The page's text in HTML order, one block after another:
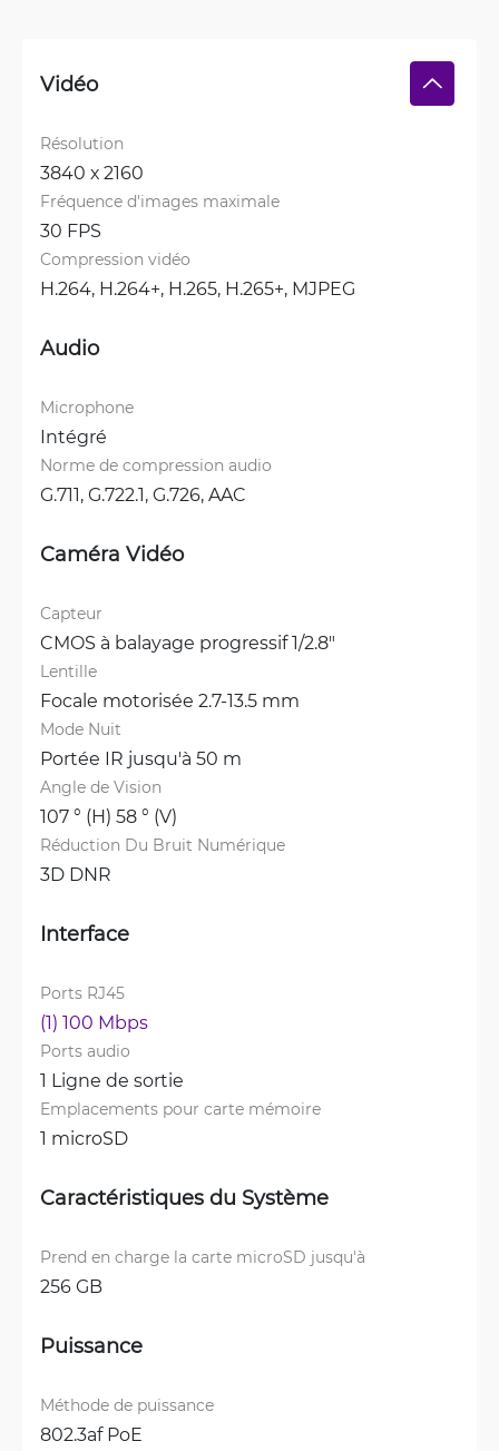
Vidéo
Résolution
3840 х 2160
Fréquence d'images maximale
30 FPS
Compression vidéo
H.264, H.264+, H.265, H.265+, MJPEG
Audio
Microphone
Intégré
Norme de compression audio
G.711, G.722.1, G.726, AAC
Caméra Vidéo
Capteur
CMOS à balayage progressif 1/2.8"
Lentille
Focale motorisée 2.7-13.5 mm
Mode Nuit
Portée IR jusqu'à 50 m
Angle de Vision
107 ° (H) 58 ° (V)
Réduction Du Bruit Numérique
3D DNR
Interface
Ports RJ45
(1) 100 Mbps
Ports audio
1 Ligne de sortie
Emplacements pour carte mémoire
1 microSD
Caractéristiques du Système
Prend en charge la carte microSD jusqu'à
256 GB
Puissance
Méthode de puissance
802.3af PoE